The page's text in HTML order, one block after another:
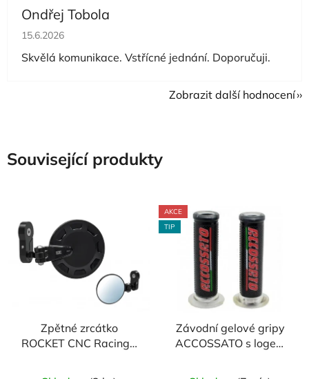
Ondřej Tobola
Hodnocení obchodu je 5 z 5 hvězdiček.
15.6.2026
Skvělá komunikace. Vstřícné jednání. Doporučuji.
Zobrazit další hodnocení
Související produkty
Zpětné zrcátko
ROCKET CNC Racing -
AKCE
TIP
Závodní gelové gripy
ACCOSSATO s logem